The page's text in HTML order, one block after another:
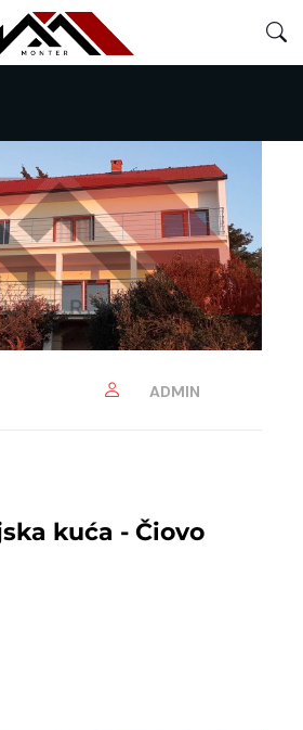
ADMIN
kuća - Čiovo